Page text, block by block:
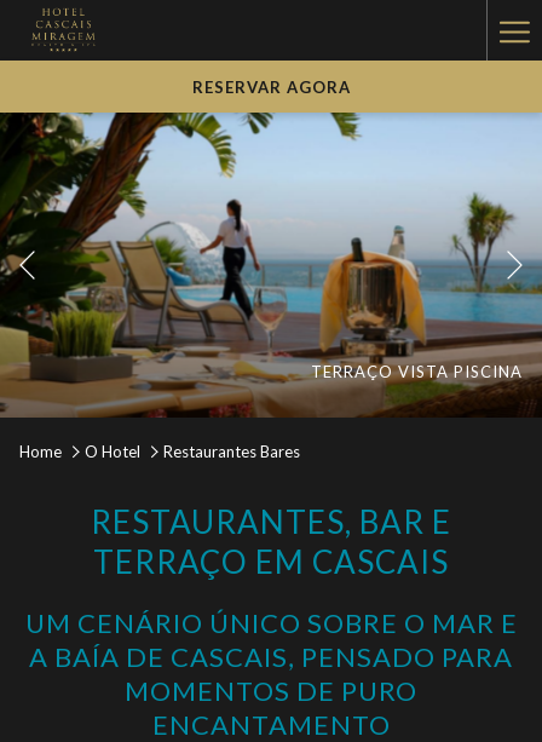
RESERVAR AGORA
TERRAÇO VISTA PISCINA
BRUNCH RESTAURANTE OÁSIS
BAR MIRAGEM
controle
da
apresentação
nos
links
a
Anterior
Home O Hotel Restaurantes Bares
RESTAURANTES, BAR E
TERRAÇO EM CASCAIS
UM CENÁRIO ÚNICO SOBRE O MAR E
A BAÍA DE CASCAIS, PENSADO PARA
MOMENTOS DE PURO
ENCANTAMENTO